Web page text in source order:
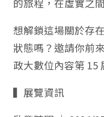
想解鎖這場關於存
狀態嗎？邀請你前
政大數位內容第 15
▍展覽資訊